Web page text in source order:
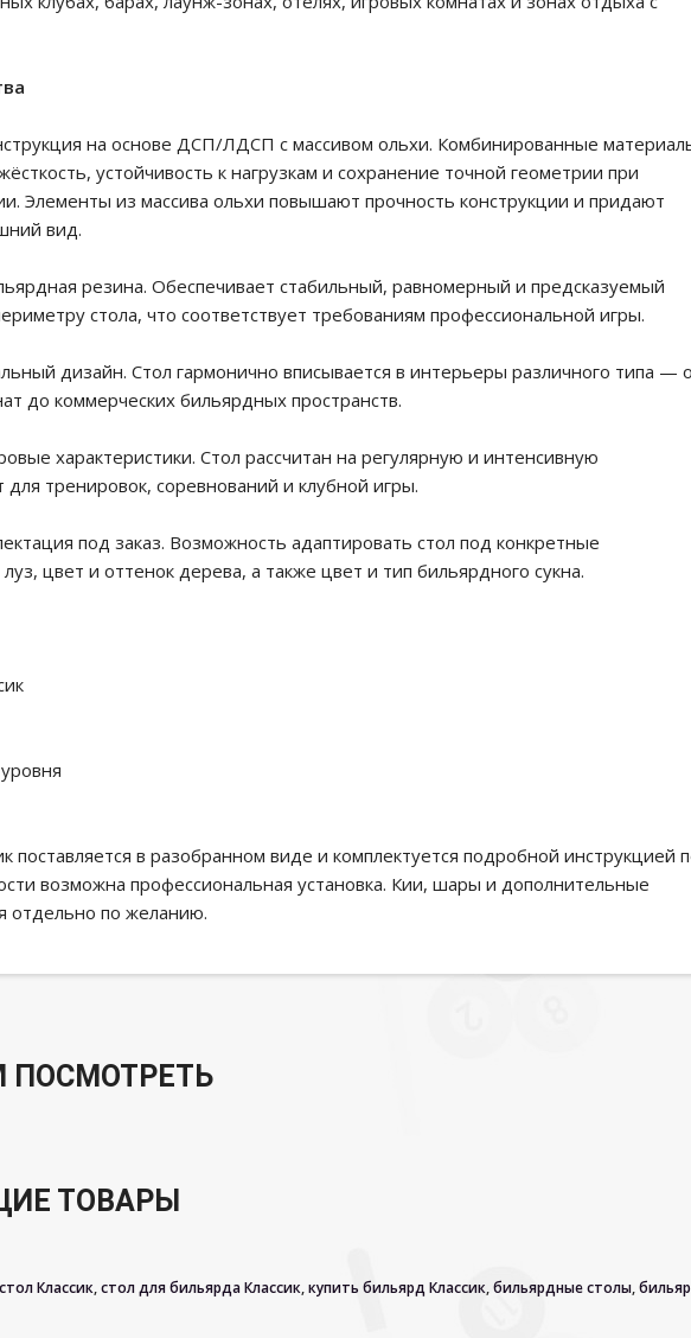
на основе ДСП/ЛДСП с массивом ольхи. Комбинированные
устойчивость к нагрузкам и сохранение точной геометрии при
Элементы из массива ольхи повышают прочность конструкции и придают
вид.
резина. Обеспечивает стабильный, равномерный и предсказуемый
стола, что соответствует требованиям профессиональной игры.
дизайн. Стол гармонично вписывается в интерьеры различного типа —
до коммерческих бильярдных пространств.
характеристики. Стол рассчитан на регулярную и интенсивную
для тренировок, соревнований и клубной игры.
под заказ. Возможность адаптировать стол под конкретные
цвет и оттенок дерева, а также цвет и тип бильярдного сукна.
поставляется в разобранном виде и комплектуется подробной инструкцией
возможна профессиональная установка. Кии, шары и дополнительные
отдельно по желанию.
ПОСМОТРЕТЬ
ТОВАРЫ
Классик,стол для бильярда Классик,купить бильярд Классик,бильярдные столы,